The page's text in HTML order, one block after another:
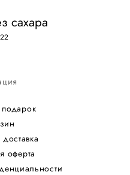
сахара
оферта